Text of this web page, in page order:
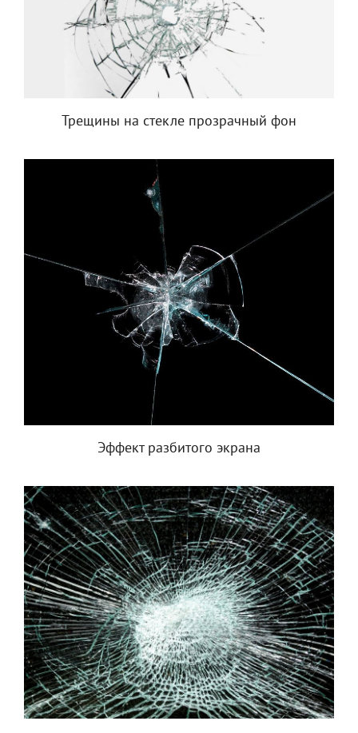
Трещины на стекле прозрачный фон
Эффект разбитого экрана